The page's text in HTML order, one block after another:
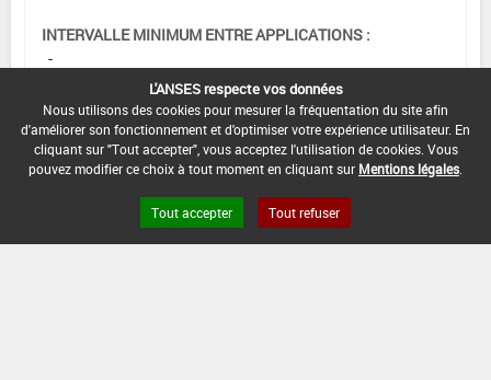
INTERVALLE MINIMUM ENTRE APPLICATIONS :
-
DISTANCE DE SÉCURITÉ RIVERAIN ET PERSONNES
PRÉSENTES :
Se référer à la catégorie « RIVERAINS » dans la
rubrique « conditions d'emploi générales » ci-dessus.
dans l'AMM, l'arrêté du 4 mai 2017 relatif à la mise sur
L'ANSES respecte vos données
Nous utilisons des cookies pour mesurer la fréquentation du site afin
d'améliorer son fonctionnement et d'optimiser votre expérience utilisateur. En
cliquant sur "Tout accepter", vous acceptez l'utilisation de cookies. Vous
pouvez modifier ce choix à tout moment en cliquant sur Mentions légales
Tout accepter Tout refuser